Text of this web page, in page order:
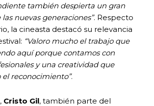
también despierta un gran
nuevas generaciones”. Respecto
la cineasta destacó su relevancia
“Valoro mucho el trabajo que
aquí porque contamos con
y una creatividad que
reconocimiento”.
Cristo Gil, también parte del